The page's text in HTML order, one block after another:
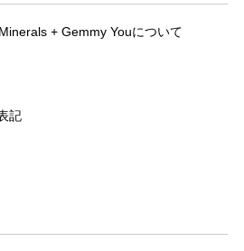
+ Gemmy Youについて
記